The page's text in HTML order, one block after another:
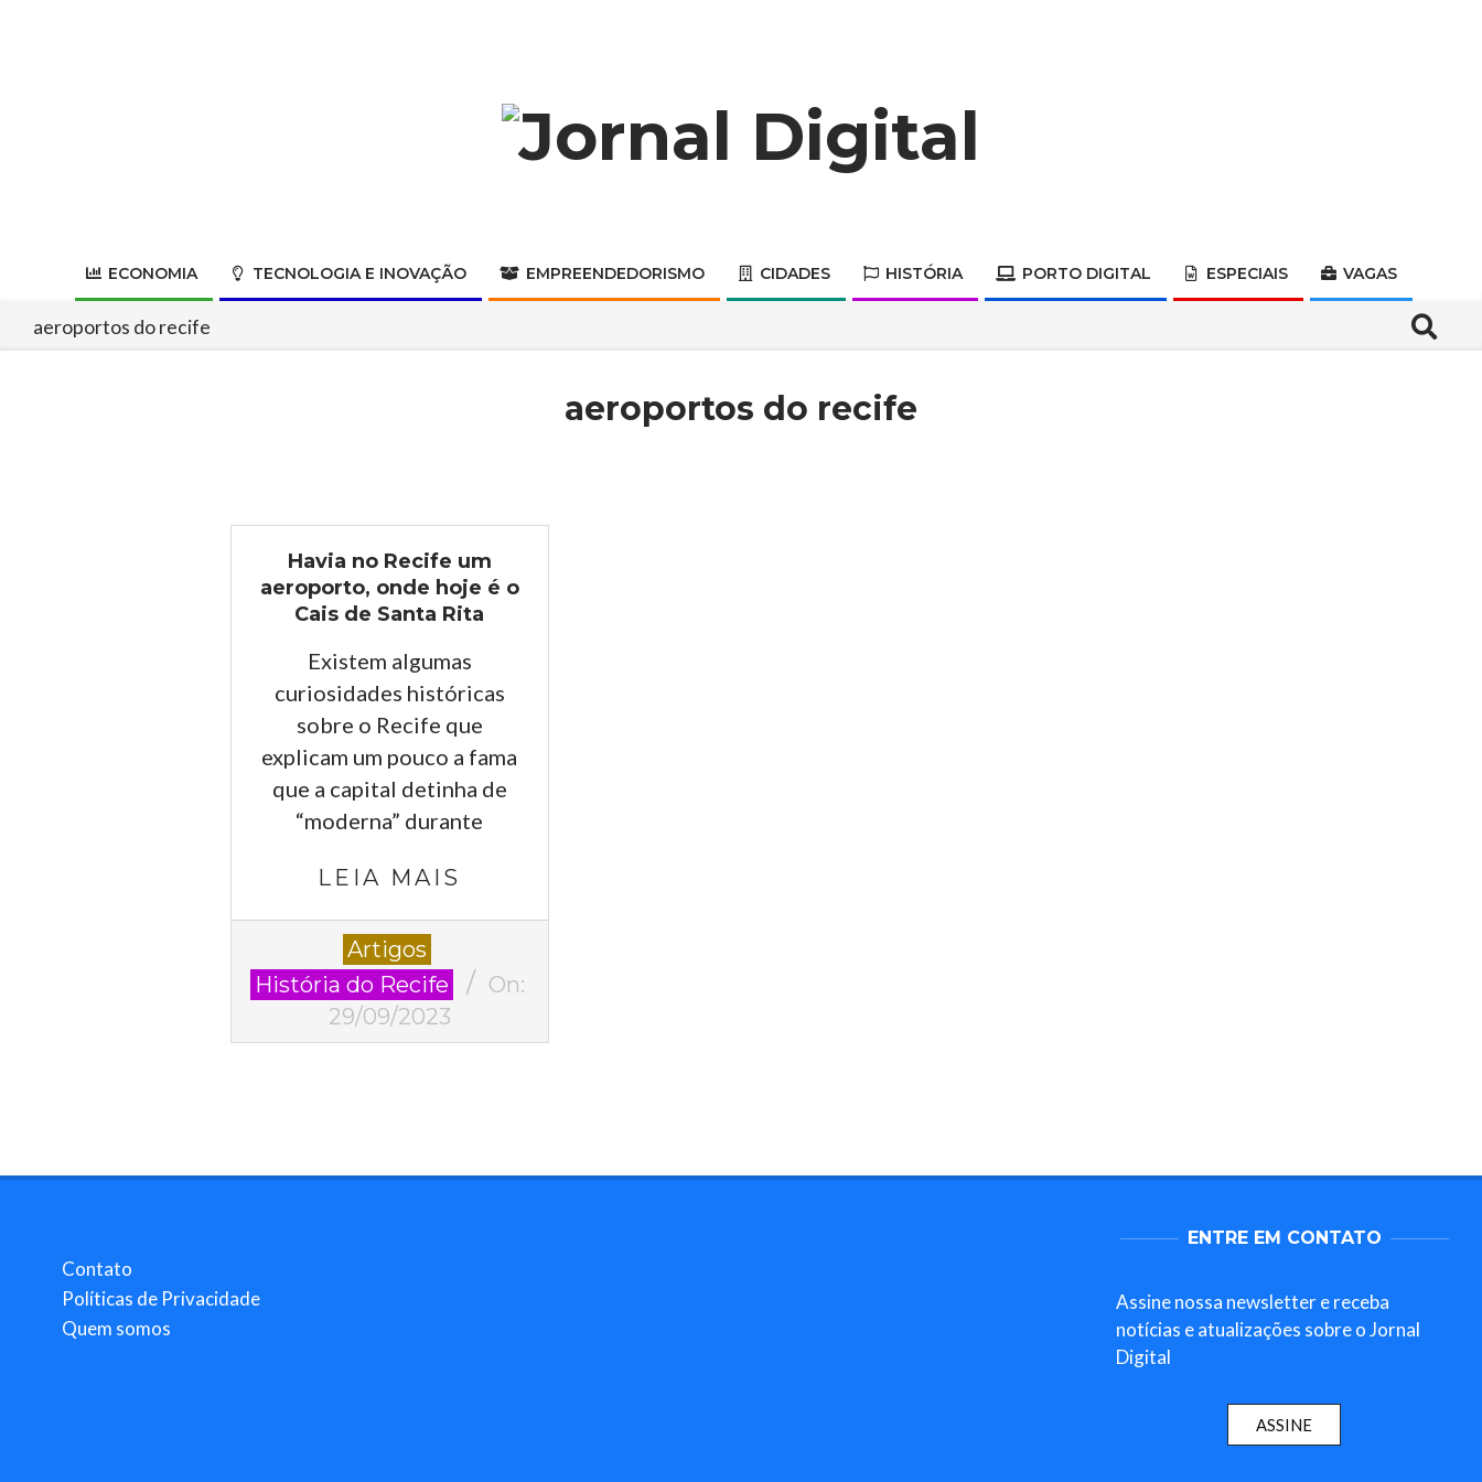
Digital
Primary
ECONOMIA TECNOLOGIA E INOVAÇÃO EMPREENDEDORISMO CIDADES HISTÓRIA PORTO DIGITAL ESPECIAIS VAGAS
aeroportos do recife Search
aeroportos do recife
Havia no Recife um
aeroporto, onde hoje é o
Cais de Santa Rita
Existem algumas
curiosidades históricas
sobre o Recife que
explicam um pouco a fama
que a capital detinha de
“moderna” durante
LEIA MAIS
09-
29
Artigos
História do Recife
On:
29/09/2023
Contato
Políticas de Privacidade
Quem somos
ENTRE EM CONTATO
Assine nossa newsletter e receba
notícias e atualizações sobre o Jornal
Digital
ASSINE